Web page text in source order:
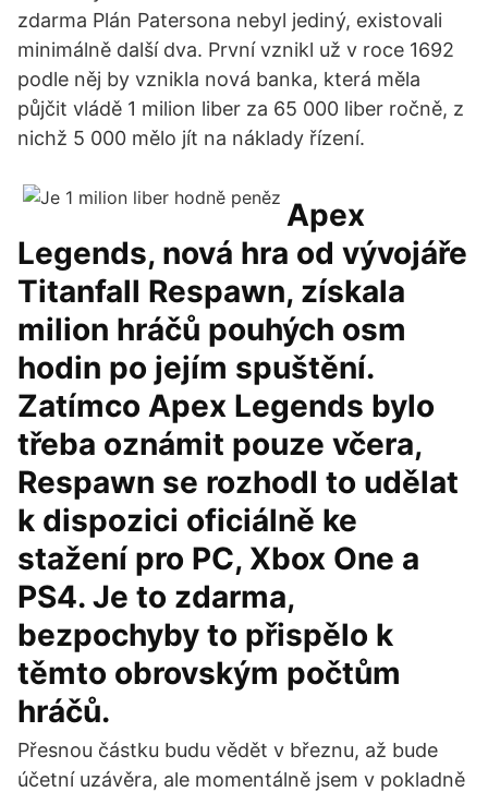
zdarma Plán Patersona nebyl jediný, existovali
minimálně další dva. První vznikl už v roce 1692
podle něj by vznikla nová banka, která měla
půjčit vládě 1 milion liber za 65 000 liber ročně, z
nichž 5 000 mělo jít na náklady řízení.
Apex
Legends, nová hra od vývojáře
Titanfall Respawn, získala
milion hráčů pouhých osm
hodin po jejím spuštění.
Zatímco Apex Legends bylo
třeba oznámit pouze včera,
Respawn se rozhodl to udělat
k dispozici oficiálně ke
stažení pro PC, Xbox One a
PS4. Je to zdarma,
bezpochyby to přispělo k
těmto obrovským počtům
hráčů.
Přesnou částku budu vědět v březnu, až bude
účetní uzávěra, ale momentálně jsem v pokladně